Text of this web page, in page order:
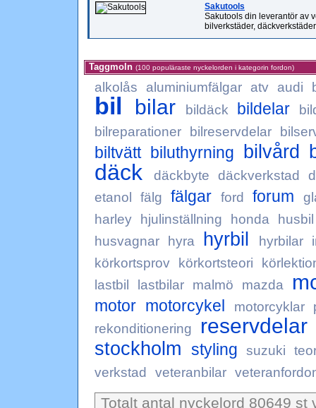
Sakutools
Sakutools din leverantör av
bilverkstäder,
Taggmoln (100 populäraste nyckelorden i kategorin fordon)
alkolås aluminiumfälgar atv audi
bil bilar bildäck bildelar
bilreparationer
bilreservdelar
biltvätt biluthyrning bilvård
däck däckbyte däckverkstad
etanol
fälg fälgar ford forum
harley
hjulinställning honda
husbil
husvagnar
hyra hyrbil hyrbilar
körkortsprov
körkortsteori
lastbil
lastbilar malmö mazda
motor motorcykel motorcyklar
rekonditionering
reservdelar
stockholm styling suzuki
verkstad
veteranbilar
Totalt antal nyckelord 80649 st